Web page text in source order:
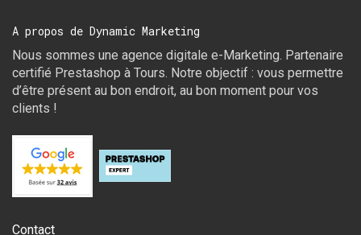
A propos de Dynamic Marketing
Nous sommes une agence digitale e-Marketing. Partenaire
certifié Prestashop à Tours. Notre objectif : vous permettre
d’être présent au bon endroit, au bon moment pour vos
clients !
Contact